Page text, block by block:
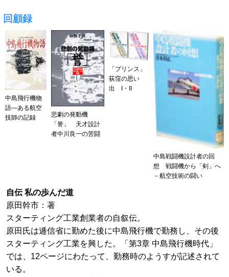
回顧録
自伝 私の歩んだ道
原田幹市：著
スターティング工業創業者の自叙伝。
原田氏は逓信省に勤めた後に中島飛行機で勤務し、その後
スターティング工業を興した。「第3章 中島飛行機時代」
では、12ページにわたって、勤務時のようすが記述されて
いる。
中島飛行機物
語―ある航空
技師の記録
悲劇の発動機
「誉」 天才設計
者中川良一の苦闘
「プリンス」
荻窪の思い
出 I・II
中島戦闘機設計者の回
想 戦闘機から「剣」へ
－航空技術の闘い